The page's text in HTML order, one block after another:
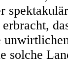
solche